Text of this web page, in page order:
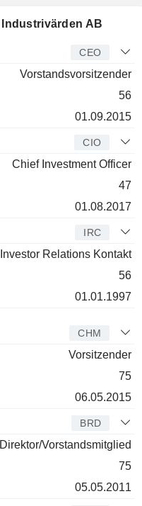
AB
CEO
Vorstandsvorsitzender
56
01.09.2015
CIO
Chief Investment Officer
47
01.08.2017
IRC
Investor Relations Kontakt
56
01.01.1997
CHM
Vorsitzender
75
06.05.2015
BRD
Direktor/Vorstandsmitglied
75
05.05.2011